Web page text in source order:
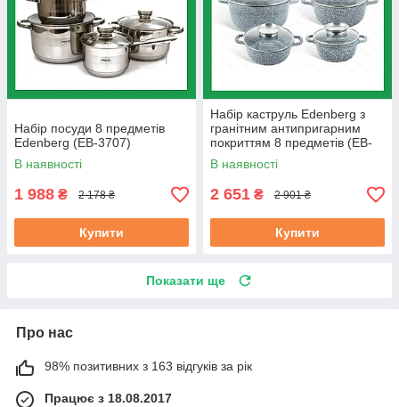
Набір посуди 8 предметів
Edenberg (EB-3707)
В наявності
1 988 ₴ 2 178 ₴
Купити
Набір каструль Edenberg з
гранітним антипригарним
покриттям 8 предметів (EB-
8035)
В наявності
2 651 ₴ 2 901 ₴
Купити
Показати ще
Про нас
98% позитивних з 163 відгуків за рік
Працює з 18.08.2017